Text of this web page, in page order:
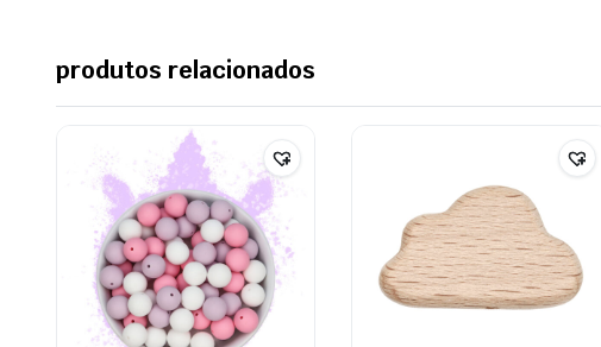
produtos relacionados